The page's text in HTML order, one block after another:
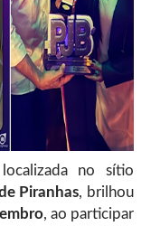
no sítio
Piranhas, brilhou
, ao participar